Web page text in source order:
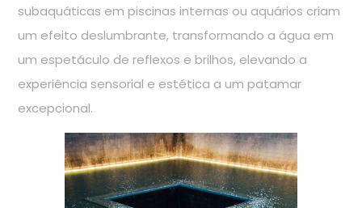
subaquáticas em piscinas internas ou aquários criam
um efeito deslumbrante, transformando a água em
um espetáculo de reflexos e brilhos, elevando a
experiência sensorial e estética a um patamar
excepcional.